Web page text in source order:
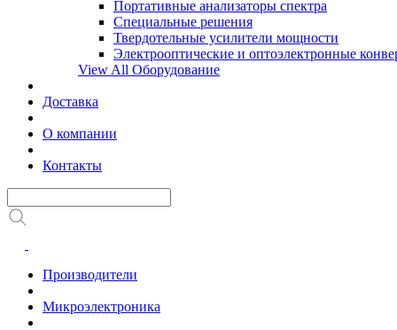
Портативные анализаторы спектра
Специальные решения
Твердотельные усилители мощности
Электрооптические и оптоэлектронные
View All Оборудование
Доставка
О компании
Контакты
Производители
Микроэлектроника